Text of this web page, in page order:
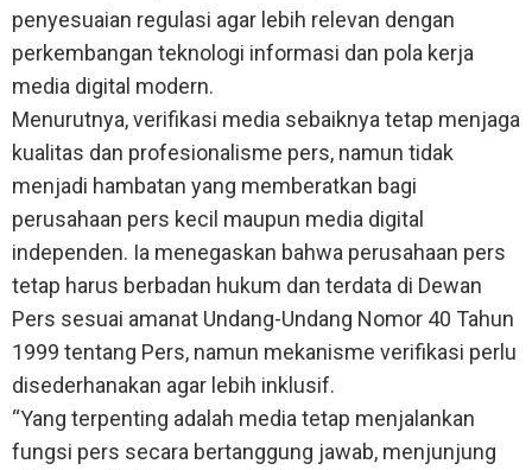
penyesuaian regulasi agar lebih relevan dengan
perkembangan teknologi informasi dan pola kerja
media digital modern.
Menurutnya, verifikasi media sebaiknya tetap menjaga
kualitas dan profesionalisme pers, namun tidak
menjadi hambatan yang memberatkan bagi
perusahaan pers kecil maupun media digital
independen. Ia menegaskan bahwa perusahaan pers
tetap harus berbadan hukum dan terdata di Dewan
Pers sesuai amanat Undang-Undang Nomor 40 Tahun
1999 tentang Pers, namun mekanisme verifikasi perlu
disederhanakan agar lebih inklusif.
“Yang terpenting adalah media tetap menjalankan
fungsi pers secara bertanggung jawab, menjunjung